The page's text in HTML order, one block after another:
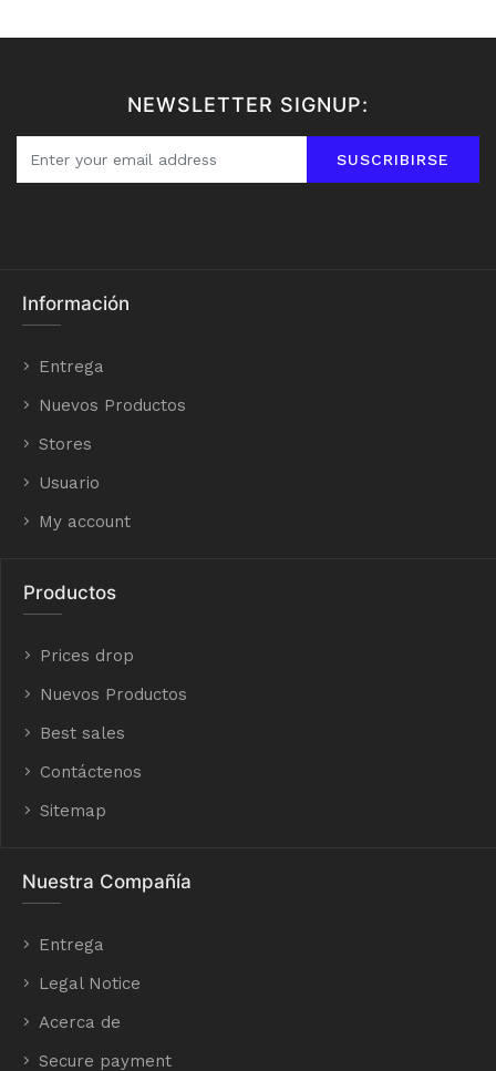
NEWSLETTER SIGNUP:
SUSCRIBIRSE
Información
Entrega
Nuevos Productos
Stores
Usuario
My account
Productos
Prices drop
Nuevos Productos
Best sales
Contáctenos
Sitemap
Nuestra Compañía
Entrega
Legal Notice
Acerca de
Secure payment